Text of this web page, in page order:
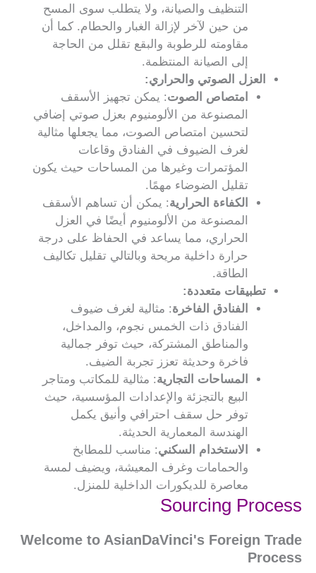
التنظيف والصيانة، ولا يتطلب سوى المسح
من حين لآخر لإزالة الغبار والحطام. كما أن
مقاومته للرطوبة والبقع تقلل من الحاجة
إلى الصيانة المنتظمة.
العزل الصوتي والحراري:
امتصاص الصوت: يمكن تجهيز الأسقف
المصنوعة من الألومنيوم بعزل صوتي إضافي
لتحسين امتصاص الصوت، مما يجعلها مثالية
لغرف الضيوف في الفنادق وقاعات
المؤتمرات وغيرها من المساحات حيث يكون
تقليل الضوضاء مهمًا.
الكفاءة الحرارية: يمكن أن تساهم الأسقف
المصنوعة من الألومنيوم أيضًا في العزل
الحراري، مما يساعد في الحفاظ على درجة
حرارة داخلية مريحة وبالتالي تقليل تكاليف
الطاقة.
تطبيقات متعددة:
الفنادق الفاخرة: مثالية لغرف ضيوف
الفنادق ذات الخمس نجوم، والمداخل،
والمناطق المشتركة، حيث توفر جمالية
فاخرة وحديثة تعزز تجربة الضيف.
المساحات التجارية: مثالية للمكاتب ومتاجر
البيع بالتجزئة والإعدادات المؤسسية، حيث
توفر حل سقف احترافي وأنيق يكمل
الهندسة المعمارية الحديثة.
الاستخدام السكني: مناسب للمطابخ
والحمامات وغرف المعيشة، ويضيف لمسة
معاصرة للديكورات الداخلية للمنزل.
Sourcing Process
Welcome to AsianDaVinci's Foreign Trade
Process